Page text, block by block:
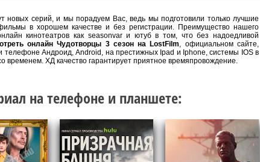
новых серий, и мы порадуем Вас, ведь мы подготовили только лучшие
в хорошем качестве и без регистрации. Преимущество нашего
кинотеатров как seasonvar и ютуб в том, что без надоедливой
онлайн Чудотворцы 3 сезон на LostFilm, официальном сайте,
телефоне Андроид, Android, на престижных Ipad и Iphone, системы IOS в
временем. ХД качество гарантирует приятное времяпровождение.
на телефоне и планшете: